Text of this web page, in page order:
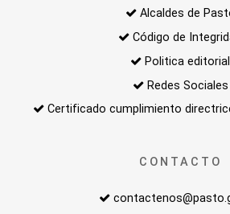
Alcaldes de
Código de
Politica editorial
Redes Sociales
Certificado cumplimiento
CONTACTO